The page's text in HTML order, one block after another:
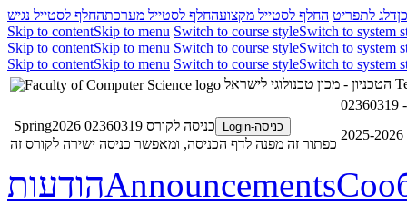
דלג לתפריט החלף לסטייל מקצועהחלף לסטייל מערכתהחלף לסטייל נגיש
Skip to contentSkip to menu Switch to course styleSwitch to system
Skip to contentSkip to menu Switch to course styleSwitch to system
Skip to contentSkip to menu Switch to course styleSwitch to system
כניסה-Login
כניסה לקורס 02360319 Spring2026
כפתור זה מפנה לדף הכניסה, ומאפשר כניסה ישירה לקורס זה
הודעותAnnouncements